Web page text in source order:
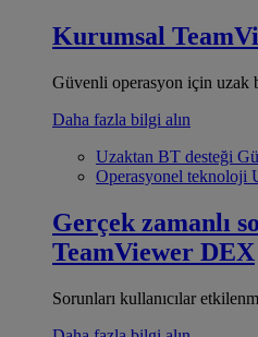
Kurumsal
Güvenli operasyon için uzak
Daha fazla bilgi alın
Uzaktan BT desteği
Operasyonel teknoloji
Gerçek zamanlı
TeamViewer DEX
Sorunları kullanıcılar